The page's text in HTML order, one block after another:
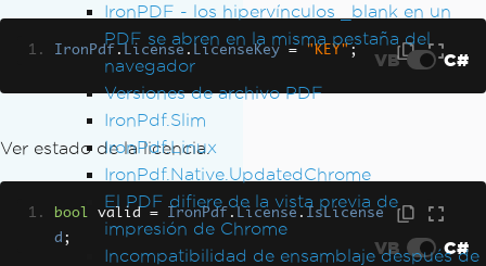
IronPDF - los hipervínculos _blank en un
PDF se abren en la misma pestaña del
navegador
Versiones de archivo PDF
IronPdf.Slim
IronPdf.Linux
IronPdf.Native.UpdatedChrome
El PDF difiere de la vista previa de
impresión de Chrome
Incompatibilidad de ensamblaje después de
IronPdf . License . LicenseKey = "KEY" ; VB C#
Ver estado de la licencia.
bool valid = IronPdf . License . IsLicense
d ; VB C#